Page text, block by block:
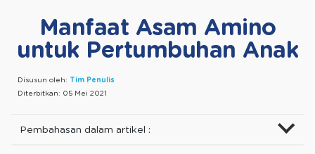
Manfaat Asam Amino
untuk Pertumbuhan Anak
Disusun oleh: Tim Penulis
Diterbitkan: 05 Mei 2021
Pembahasan dalam artikel :